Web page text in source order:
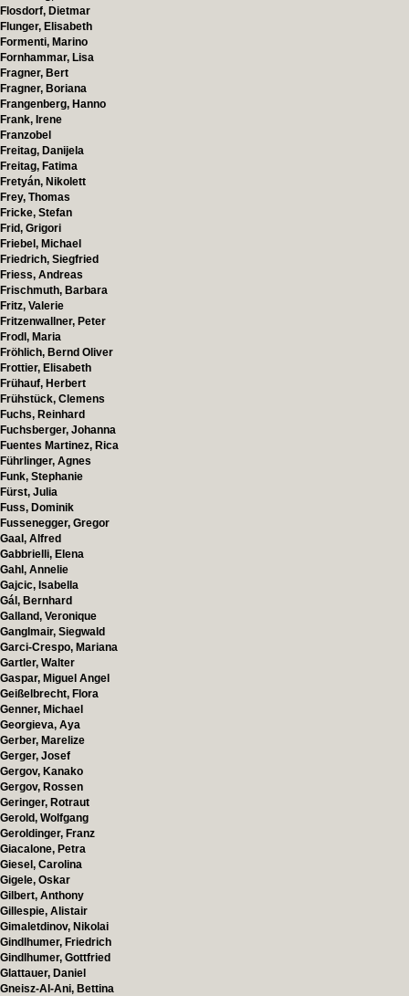
Flosdorf, Dietmar
Flunger, Elisabeth
Formenti, Marino
Fornhammar, Lisa
Fragner, Bert
Fragner, Boriana
Frangenberg, Hanno
Frank, Irene
Franzobel
Freitag, Danijela
Freitag, Fatima
Fretyán, Nikolett
Frey, Thomas
Fricke, Stefan
Frid, Grigori
Friebel, Michael
Friedrich, Siegfried
Friess, Andreas
Frischmuth, Barbara
Fritz, Valerie
Fritzenwallner, Peter
Frodl, Maria
Fröhlich, Bernd Oliver
Frottier, Elisabeth
Frühauf, Herbert
Frühstück, Clemens
Fuchs, Reinhard
Fuchsberger, Johanna
Fuentes Martinez, Rica
Führlinger, Agnes
Funk, Stephanie
Fürst, Julia
Fuss, Dominik
Fussenegger, Gregor
Gaal, Alfred
Gabbrielli, Elena
Gahl, Annelie
Gajcic, Isabella
Gál, Bernhard
Galland, Veronique
Ganglmair, Siegwald
Garci-Crespo, Mariana
Gartler, Walter
Gaspar, Miguel Angel
Geißelbrecht, Flora
Genner, Michael
Georgieva, Aya
Gerber, Marelize
Gerger, Josef
Gergov, Kanako
Gergov, Rossen
Geringer, Rotraut
Gerold, Wolfgang
Geroldinger, Franz
Giacalone, Petra
Giesel, Carolina
Gigele, Oskar
Gilbert, Anthony
Gillespie, Alistair
Gimaletdinov, Nikolai
Gindlhumer, Friedrich
Gindlhumer, Gottfried
Glattauer, Daniel
Gneisz-Al-Ani, Bettina